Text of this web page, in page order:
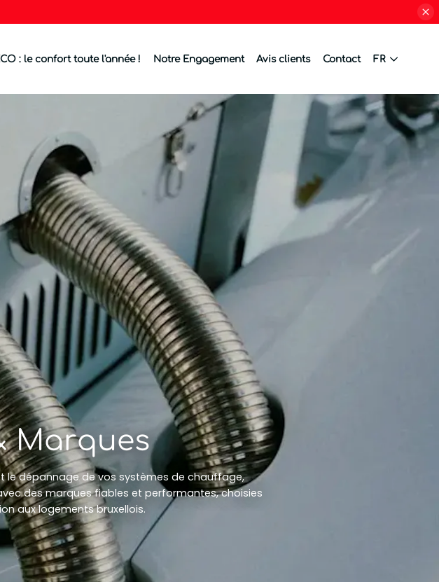
: le confort toute l'année ! Notre Engagement Avis clients Contact FR
Marques
le dépannage de vos systèmes de chauffage,
des marques fiables et performantes, choisies
aux logements bruxellois.